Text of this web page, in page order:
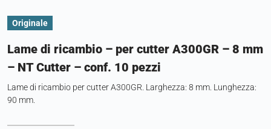
Originale
Lame di ricambio – per cutter A300GR – 8 mm
– NT Cutter – conf. 10 pezzi
Lame di ricambio per cutter A300GR. Larghezza: 8 mm. Lunghezza:
90 mm.